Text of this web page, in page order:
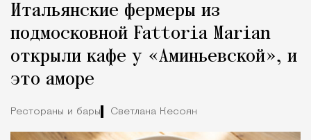
Город
Итальянские фермеры из
подмосковной Fattoria Marian
открыли кафе у «Аминьевской», и
это аморе
Рестораны и бары Светлана Кесоян